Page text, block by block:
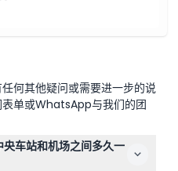
何其他疑问或需要进一步的说
单或WhatsApp与我们的团
车站和机场之间多久一